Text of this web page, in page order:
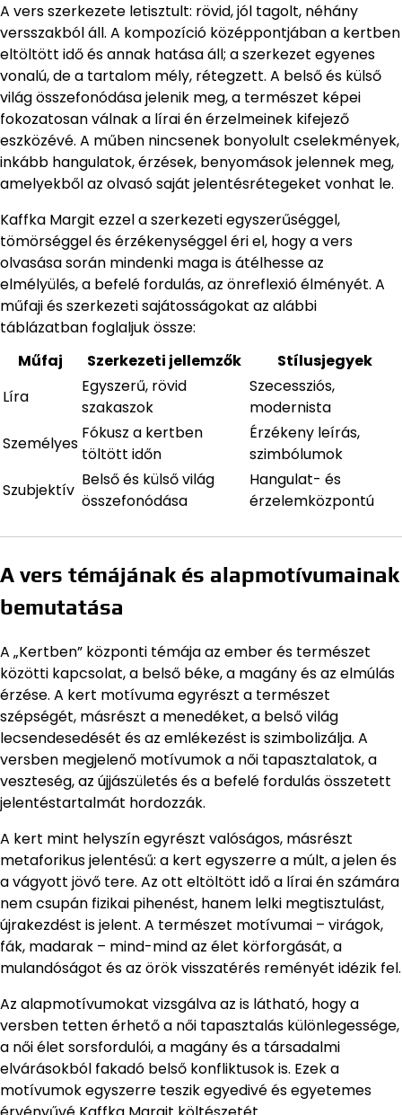
A vers szerkezete letisztult: rövid, jól tagolt, néhány
versszakból áll. A kompozíció középpontjában a kertben
eltöltött idő és annak hatása áll; a szerkezet egyenes
vonalú, de a tartalom mély, rétegzett. A belső és külső
világ összefonódása jelenik meg, a természet képei
fokozatosan válnak a lírai én érzelmeinek kifejező
eszközévé. A műben nincsenek bonyolult cselekmények,
inkább hangulatok, érzések, benyomások jelennek meg,
amelyekből az olvasó saját jelentésrétegeket vonhat le.
Kaffka Margit ezzel a szerkezeti egyszerűséggel,
tömörséggel és érzékenységgel éri el, hogy a vers
olvasása során mindenki maga is átélhesse az
elmélyülés, a befelé fordulás, az önreflexió élményét. A
műfaji és szerkezeti sajátosságokat az alábbi
táblázatban foglaljuk össze:
Műfaj
Szerkezeti jellemzők
Stílusjegyek
Líra
Egyszerű, rövid
szakaszok
Szecessziós,
modernista
Személyes
Fókusz a kertben
töltött időn
Érzékeny leírás,
szimbólumok
Szubjektív
Belső és külső világ
összefonódása
Hangulat- és
érzelemközpontú
A vers témájának és alapmotívumainak
bemutatása
A „Kertben” központi témája az ember és természet
közötti kapcsolat, a belső béke, a magány és az elmúlás
érzése. A kert motívuma egyrészt a természet
szépségét, másrészt a menedéket, a belső világ
lecsendesedését és az emlékezést is szimbolizálja. A
versben megjelenő motívumok a női tapasztalatok, a
veszteség, az újjászületés és a befelé fordulás összetett
jelentéstartalmát hordozzák.
A kert mint helyszín egyrészt valóságos, másrészt
metaforikus jelentésű: a kert egyszerre a múlt, a jelen és
a vágyott jövő tere. Az ott eltöltött idő a lírai én számára
nem csupán fizikai pihenést, hanem lelki megtisztulást,
újrakezdést is jelent. A természet motívumai – virágok,
fák, madarak – mind-mind az élet körforgását, a
mulandóságot és az örök visszatérés reményét idézik fel.
Az alapmotívumokat vizsgálva az is látható, hogy a
versben tetten érhető a női tapasztalás különlegessége,
a női élet sorsfordulói, a magány és a társadalmi
elvárásokból fakadó belső konfliktusok is. Ezek a
motívumok egyszerre teszik egyedivé és egyetemes